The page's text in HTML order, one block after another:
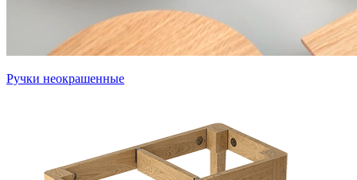
Ручки неокрашенные